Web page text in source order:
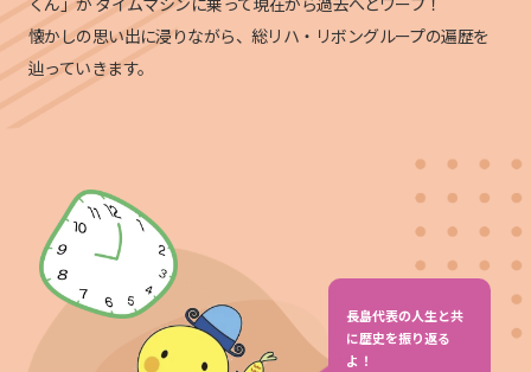
懐かしの思い出に浸りながら、総リハ・リボングループの遍歴を
辿っていきます。
長島代表の人生と共
に歴史を振り返る
よ！